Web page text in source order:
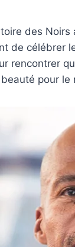
des
de
rencontrer
pour le